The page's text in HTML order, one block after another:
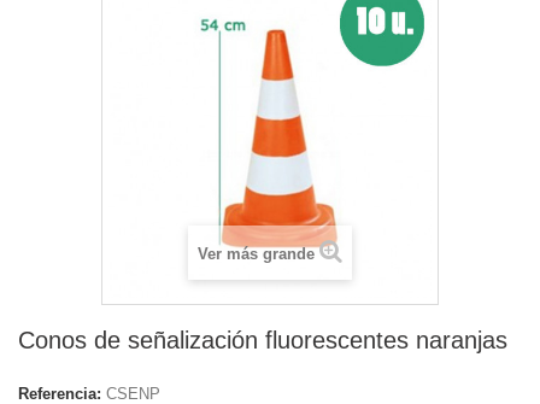
Ver más grande
Conos de señalización fluorescentes naranjas
Referencia: CSENP